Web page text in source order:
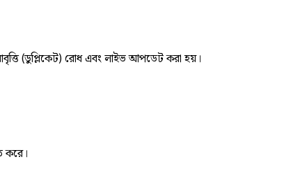
(ডুপ্লিকেট) রোধ এবং লাইভ আপডেট করা হয়।
করে।